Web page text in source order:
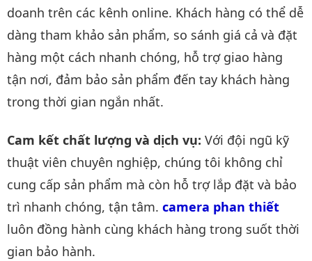
doanh trên các kênh online. Khách hàng có thể dễ
dàng tham khảo sản phẩm, so sánh giá cả và đặt
hàng một cách nhanh chóng, hỗ trợ giao hàng
tận nơi, đảm bảo sản phẩm đến tay khách hàng
trong thời gian ngắn nhất.
Cam kết chất lượng và dịch vụ: Với đội ngũ kỹ
thuật viên chuyên nghiệp, chúng tôi không chỉ
cung cấp sản phẩm mà còn hỗ trợ lắp đặt và bảo
trì nhanh chóng, tận tâm. camera phan thiết
luôn đồng hành cùng khách hàng trong suốt thời
gian bảo hành.